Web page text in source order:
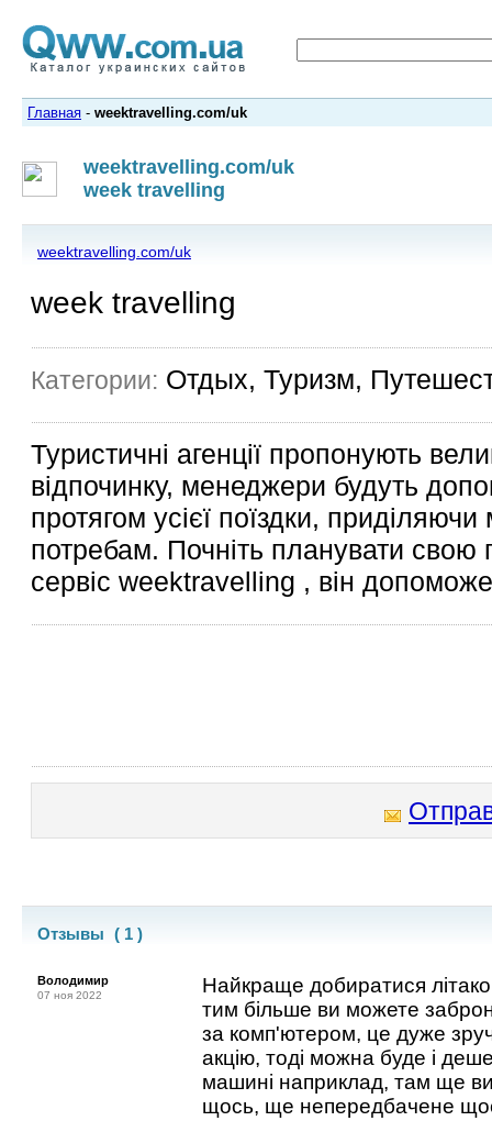
Главная - weektravelling.com/uk
weektravelling.com/uk
week travelling
weektravelling.com/uk
week travelling
Категории: Отдых, Туризм,
Туристичні агенції пропонують
відпочинку, менеджери будуть
протягом усієї поїздки,
потребам. Почніть планувати
сервіс weektravelling , він
Отзывы ( 1 )
Володимир
07 ноя 2022
Найкраще добиратися
тим більше ви можете
за комп'ютером, це дуже
акцію, тоді можна буде і
машині наприклад, там ще
щось, ще непередбачене